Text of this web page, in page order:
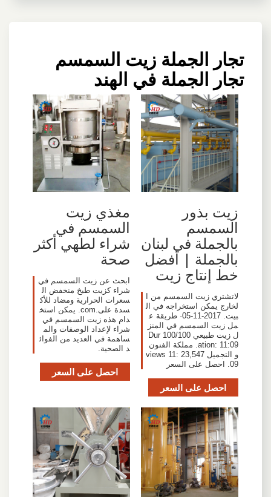
تجار الجملة زيت السمسم
تجار الجملة في الهند
زيت بذور
السمسم
بالجملة في لبنان
بالجملة | أفضل
خط إنتاج زيت
‫لاتشتري زيت السمسم من ا
لخارج يمكن استخراجه في ال
بيت. 2017-11-05· طريقة ع
مل زيت السمسم في المنز
ل زيت طبيعي 100/100 Dur
ation: 11:09. مملكة الفنون
و التجميل 23,547 views 11:
09. احصل على السعر
احصل على السعر
مغذي زيت
السمسم في
شراء لطهي أكثر
صحة
ابحث عن زيت السمسم في
شراء كزيت طبخ منخفض ال
سعرات الحرارية ومضاد للأك
سدة على.com. يمكن استخ
دام هذه زيت السمسم في
شراء لإعداد الوصفات والم
ساهمة في العديد من الفوائ
د الصحية.
احصل على السعر